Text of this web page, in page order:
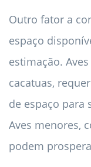
Outro fator a
espaço
estimação.
cacatuas,
de espaço para
Aves menores,
podem